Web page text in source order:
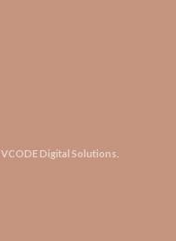
VCODE Digital Solutions